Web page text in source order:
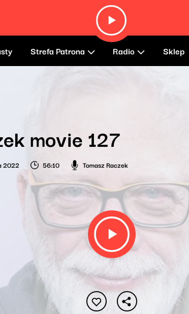
Strefa Patrona Radio Sklep
movie 127
2022 56:10 Tomasz Raczek